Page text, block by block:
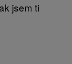
jsem ti